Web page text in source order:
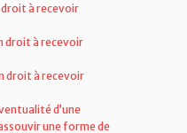
à recevoir
droit à recevoir
droit à recevoir
d’une
une forme de